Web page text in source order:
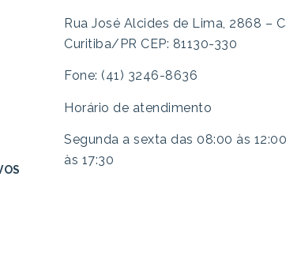
Rua José Alcides de Lima, 2868 –
Curitiba/PR CEP: 81130-330
Fone: (41) 3246-8636
Horário de atendimento
Segunda a sexta das 08:00 às
às 17:30